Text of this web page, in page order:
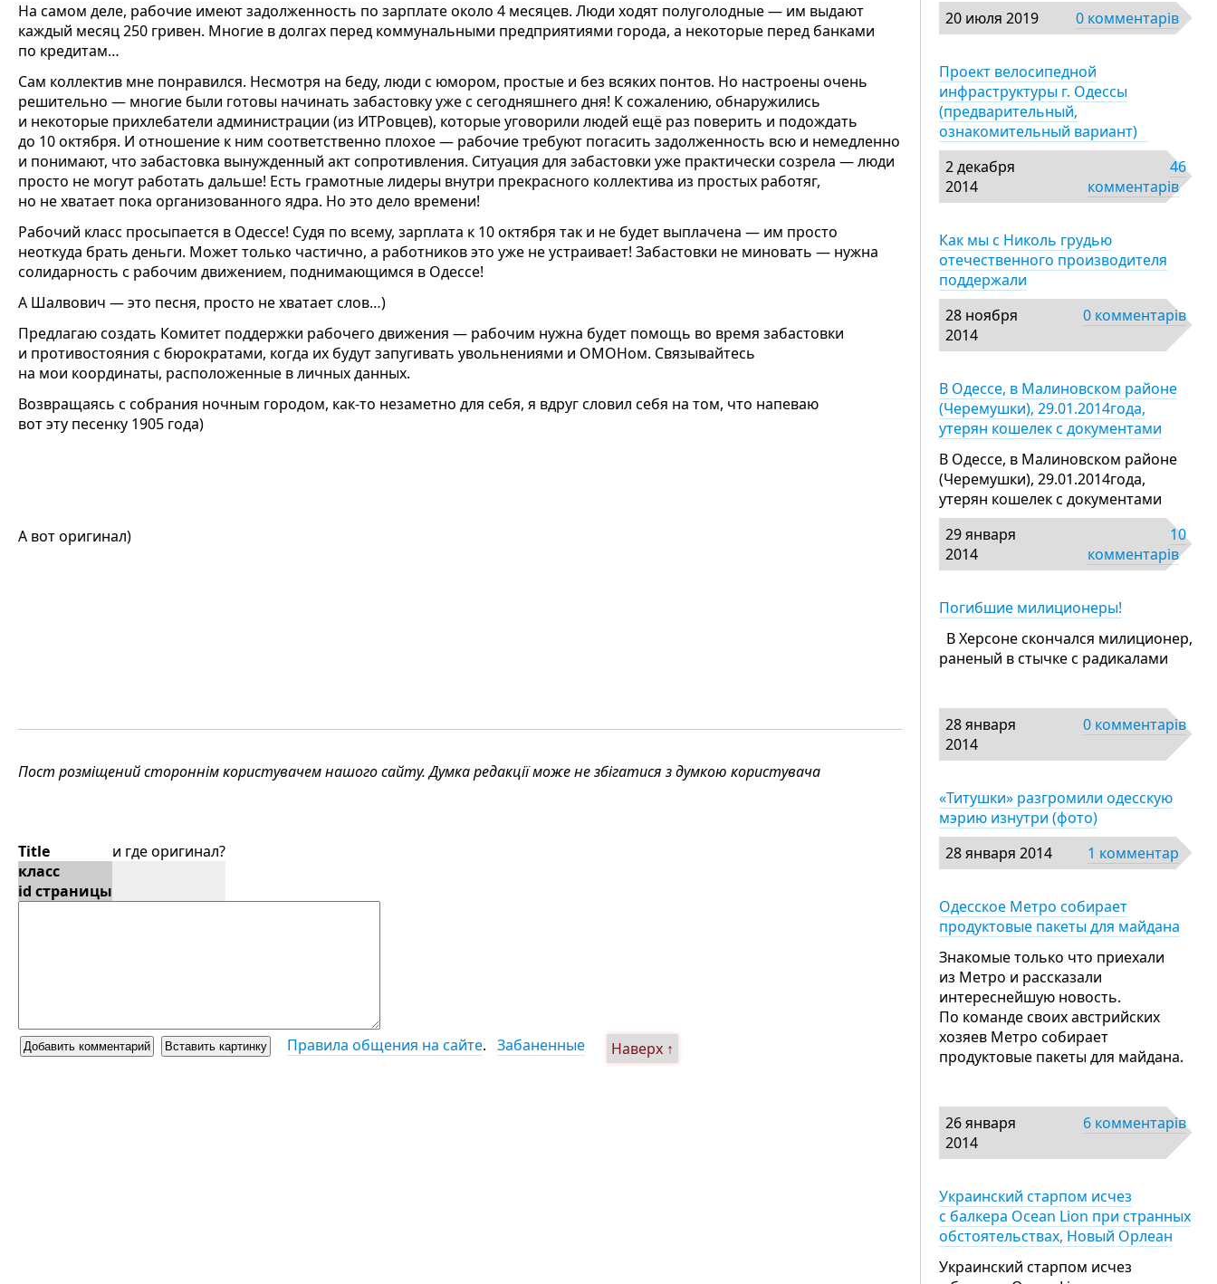
На самом деле, рабочие имеют задолженность по зарплате около 4 месяцев. Люди ходят полуголодные — им выдают
каждый месяц 250 гривен. Многие в долгах перед коммунальными предприятиями города, а некоторые перед банками
по кредитам…
Сам коллектив мне понравился. Несмотря на беду, люди с юмором, простые и без всяких понтов. Но настроены очень
решительно — многие были готовы начинать забастовку уже с сегодняшнего дня! К сожалению, обнаружились
и некоторые прихлебатели администрации (из ИТРовцев), которые уговорили людей ещё раз поверить и подождать
до 10 октября. И отношение к ним соответственно плохое — рабочие требуют погасить задолженность всю и немедленно
и понимают, что забастовка вынужденный акт сопротивления. Ситуация для забастовки уже практически созрела — люди
просто не могут работать дальше! Есть грамотные лидеры внутри прекрасного коллектива из простых работяг,
но не хватает пока организованного ядра. Но это дело времени!
Рабочий класс просыпается в Одессе! Судя по всему, зарплата к 10 октября так и не будет выплачена — им просто
неоткуда брать деньги. Может только частично, а работников это уже не устраивает! Забастовки не миновать — нужна
солидарность с рабочим движением, поднимающимся в Одессе!
А Шалвович — это песня, просто не хватает слов…)
Предлагаю создать Комитет поддержки рабочего движения — рабочим нужна будет помощь во время забастовки
и противостояния с бюрократами, когда их будут запугивать увольнениями и ОМОНом. Связывайтесь
на мои координаты, расположенные в личных данных.
Возвращаясь с собрания ночным городом, как-то незаметно для себя, я вдруг словил себя на том, что напеваю
вот эту песенку 1905 года)
А вот оригинал)
Пост розміщений стороннім користувачем нашого сайту. Думка редакції може не збігатися з думкою користувача
Title
и где оригинал?
класс
id страницы
Правила общения на сайте. Забаненные Наверх ↑
20 июля 2019
0 комментарів
Проект велосипедной
инфраструктуры г. Одессы
(предварительный,
ознакомительный вариант)
2 декабря
2014
46
комментарів
Как мы с Николь грудью
отечественного производителя
поддержали
28 ноября
2014
0 комментарів
В Одессе, в Малиновском районе
(Черемушки), 29.01.2014года,
утерян кошелек с документами
В Одессе, в Малиновском районе
(Черемушки), 29.01.2014года,
утерян кошелек с документами
29 января
2014
10
комментарів
Погибшие милиционеры!
В Херсоне скончался милиционер,
раненый в стычке с радикалами
28 января
2014
0 комментарів
«Титушки» разгромили одесскую
мэрию изнутри (фото)
28 января 2014
1 комментар
Одесское Метро собирает
продуктовые пакеты для майдана
Знакомые только что приехали
из Метро и рассказали
интереснейшую новость.
По команде своих австрийских
хозяев Метро собирает
продуктовые пакеты для майдана.
26 января
2014
6 комментарів
Украинский старпом исчез
с балкера Ocean Lion при странных
обстоятельствах, Новый Орлеан
Украинский старпом исчез